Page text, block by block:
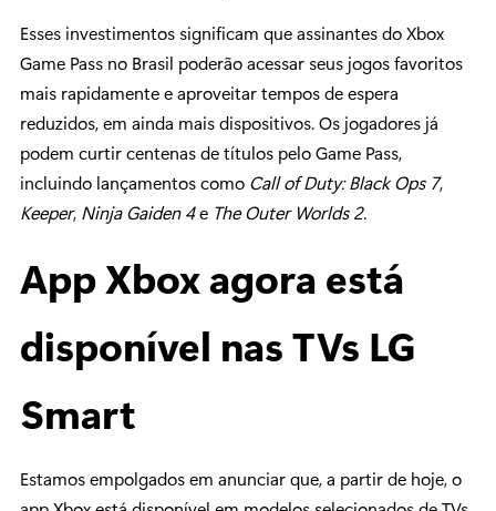
Esses investimentos significam que assinantes do Xbox
Game Pass no Brasil poderão acessar seus jogos favoritos
mais rapidamente e aproveitar tempos de espera
reduzidos, em ainda mais dispositivos. Os jogadores já
podem curtir centenas de títulos pelo Game Pass,
incluindo lançamentos como Call of Duty: Black Ops 7,
Keeper, Ninja Gaiden 4e The Outer Worlds 2.
App Xbox agora está
disponível nas TVs LG
Smart
Estamos empolgados em anunciar que, a partir de hoje, o